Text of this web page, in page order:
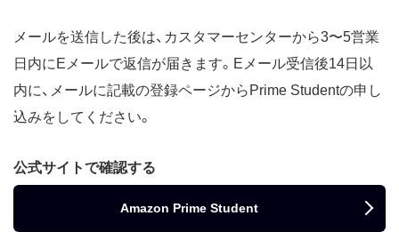
メールを送信した後は、カスタマーセンターから3〜5営業
日内にEメールで返信が届きます。Eメール受信後14日以
内に、メールに記載の登録ページからPrime Studentの申し
込みをしてください。
公式サイトで確認する
Amazon Prime Student